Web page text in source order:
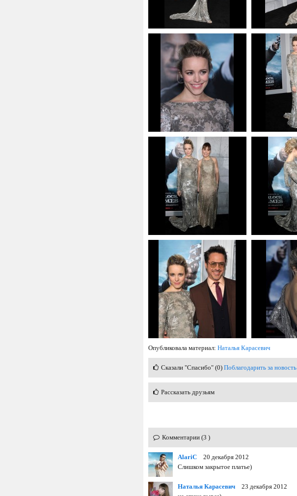
Опубликовала материал: Наталья Карасевич
Сказали "Спасибо" (0) Поблагодарить за новость
Рассказать друзьям
Комментарии (3 )
AlariC
20 декабря 2012
Слишком закрытое платье)
Наталья Карасевич
23 декабря 2012